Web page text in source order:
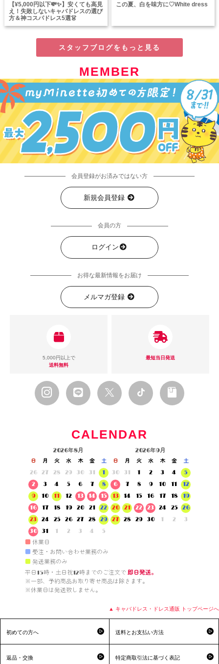
【¥5,000円以下💸✨】安くても高見
え！失敗しないキャバドレスの選び
方＆神コスパドレス5選👗
この夏、白を味方に♡White dress
スタッフブログをもっと見る
MEMBER
会員登録がお済みではない方
新規会員登録
会員の方
ログイン
お得な最新情報をお届け
メルマガ登録
5,000円以上で
送料無料
最短当日発送
CALENDAR
2026年8月
日 月 火 水 木 金
土
26
27 28 29 30 31
1
2
3 4 5 6 7
8
9
10 11 12 13 14
15
16
17 18 19 20 21
22
23
24 25 26 27 28
29
30
31 1 2 3 4 5
2026年9月
日 月 火 水 木 金
土
30
31 1 2 3 4
5
6
7 8 9 10 11
12
13
14 15 16 17 18
19
20
21 22 23 24 25
26
27
28 29 30 1 2 3
■ 休業日
■ 受注・お問い合わせ業務のみ
■ 発送業務のみ
平日15時・土日祝12時までのご注文で 即日発送。
※一部、予約商品お取り寄せ商品は除きます。
※休業日は発送致しません。
▲ キャバドレス・ドレス通販 トップページへ
初めての方へ 送料とお支払い方法
返品・交換 特定商取引法に基づく表記